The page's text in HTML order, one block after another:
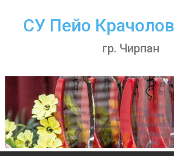
contentСУ Пейо
гр. Чирпан